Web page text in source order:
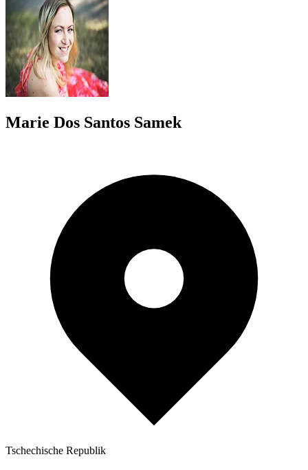
Marie Dos Santos Samek
Tschechische Republik